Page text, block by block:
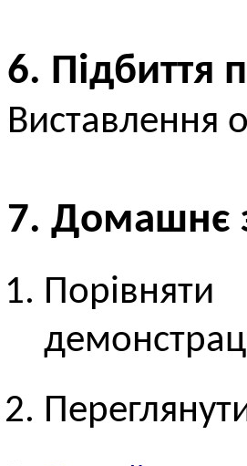
6. Підбиття
Виставлення
7. Домашнє